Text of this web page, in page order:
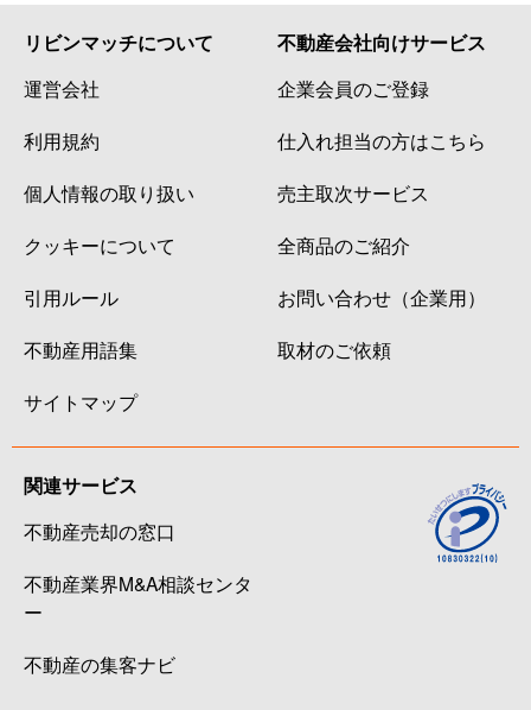
リビンマッチについて
運営会社
利用規約
個人情報の取り扱い
クッキーについて
引用ルール
不動産用語集
サイトマップ
不動産会社向けサービス
企業会員のご登録
仕入れ担当の方はこちら
売主取次サービス
全商品のご紹介
お問い合わせ（企業用）
取材のご依頼
関連サービス
不動産売却の窓口
不動産業界M&A相談センタ
ー
不動産の集客ナビ